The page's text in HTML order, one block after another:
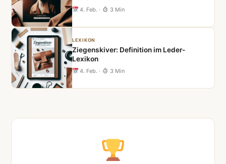
4. Feb. · 3 Min
LEXIKON
Ziegenskiver: Definition im Leder-
Lexikon
4. Feb. · 3 Min